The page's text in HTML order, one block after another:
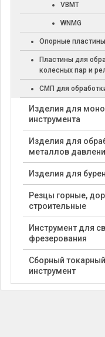
VBMT
WNMG
Опорные пластины
Пластины для
колесных пар и
СМП для
Изделия для
инструмента
Изделия для
металлов
Изделия для
Резцы горные,
строительные
Инструмент для
фрезерования
Сборный токарный
инструмент